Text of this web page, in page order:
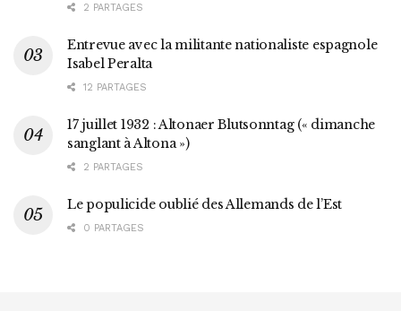
2 PARTAGES
Entrevue avec la militante nationaliste espagnole
Isabel Peralta
12 PARTAGES
17 juillet 1932 : Altonaer Blutsonntag (« dimanche
sanglant à Altona »)
2 PARTAGES
Le populicide oublié des Allemands de l’Est
0 PARTAGES